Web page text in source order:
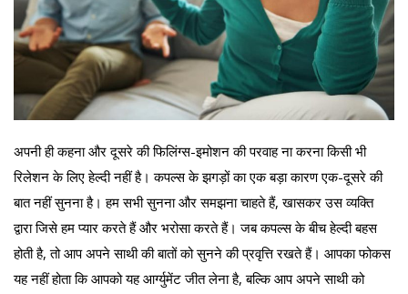
अपनी ही कहना और दूसरे की फिलिंग्स-इमोशन की परवाह ना करना किसी भी
रिलेशन के लिए हेल्दी नहीं है। कपल्स के झगड़ों का एक बड़ा कारण एक-दूसरे की
बात नहीं सुनना है। हम सभी सुनना और समझना चाहते हैं, खासकर उस व्यक्ति
द्वारा जिसे हम प्यार करते हैं और भरोसा करते हैं। जब कपल्स के बीच हेल्दी बहस
होती है, तो आप अपने साथी की बातों को सुनने की प्रवृत्ति रखते हैं। आपका फोकस
यह नहीं होता कि आपको यह आर्ग्युमेंट जीत लेना है, बल्कि आप अपने साथी को